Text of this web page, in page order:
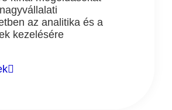
az analitika és a
kezelésére